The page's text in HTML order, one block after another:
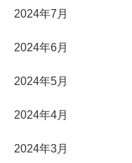
2024年7月
2024年6月
2024年5月
2024年4月
2024年3月